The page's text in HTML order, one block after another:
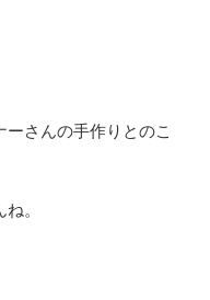
さんの手作りとのこ
。